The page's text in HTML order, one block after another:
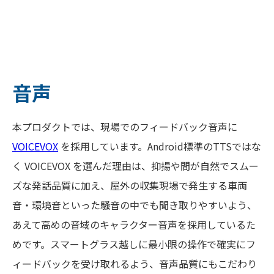
音声
本プロダクトでは、現場でのフィードバック音声に
VOICEVOX を採用しています。Android標準のTTSではな
く VOICEVOX を選んだ理由は、抑揚や間が自然でスムー
ズな発話品質に加え、屋外の収集現場で発生する車両
音・環境音といった騒音の中でも聞き取りやすいよう、
あえて高めの音域のキャラクター音声を採用しているた
めです。スマートグラス越しに最小限の操作で確実にフ
ィードバックを受け取れるよう、音声品質にもこだわり